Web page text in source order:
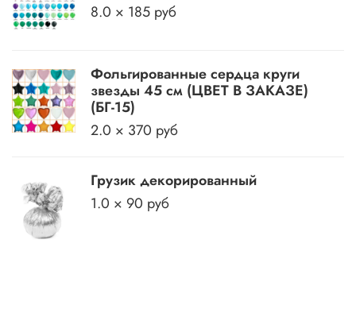
8.0 × 185 руб
Фольгированные сердца круги
звезды 45 см (ЦВЕТ В ЗАКАЗЕ)
(БГ-15)
2.0 × 370 руб
Грузик декорированный
1.0 × 90 руб